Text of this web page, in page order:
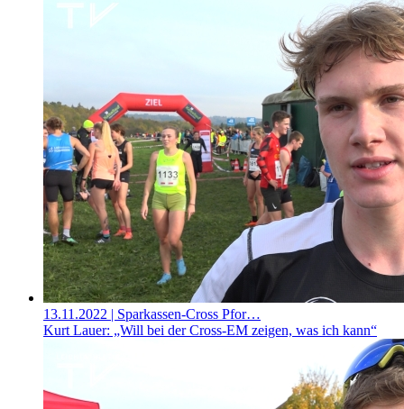
13.11.2022 | Sparkassen-Cross Pfor…
Kurt Lauer: „Will bei der Cross-EM zeigen, was ich kann“